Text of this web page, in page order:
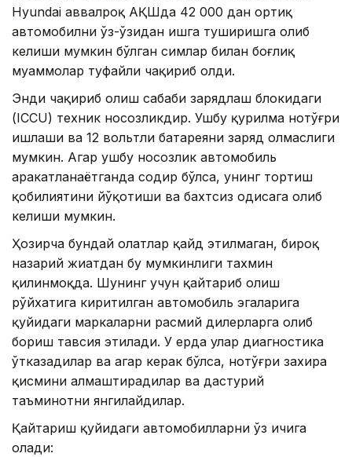
Hyundai аввалроқ АҚШда 42 000 дан ортиқ
автомобилни ўз-ўзидан ишга туширишга олиб
келиши мумкин бўлган симлар билан боғлиқ
муаммолар туфайли чақириб олди.
Энди чақириб олиш сабаби зарядлаш блокидаги
(ICCU) техник носозликдир. Ушбу қурилма нотўғри
ишлаши ва 12 вольтли батареяни заряд олмаслиги
мумкин. Агар ушбу носозлик автомобиль
ҳаракатланаётганда содир бўлса, унинг тортиш
қобилиятини йўқотиши ва бахтсиз ҳодисага олиб
келиши мумкин.
Ҳозирча бундай ҳолатлар қайд этилмаган, бироқ
назарий жиҳатдан бу мумкинлиги тахмин
қилинмоқда. Шунинг учун қайтариб олиш
рўйхатига киритилган автомобиль эгаларига
қуйидаги маркаларни расмий дилерларга олиб
бориш тавсия этилади. У ерда улар диагностика
ўтказадилар ва агар керак бўлса, нотўғри захира
қисмини алмаштирадилар ва дастурий
таъминотни янгилайдилар.
Қайтариш қуйидаги автомобилларни ўз ичига
олади: